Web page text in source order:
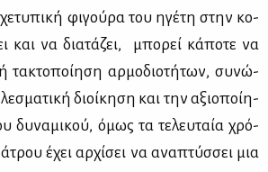
φι­γού­ρα του ηγέ­τη στην κο­
και να δια­τά­ζει, μπο­ρεί κά­πο­τε να
τα­κτο­ποί­η­ση αρ­μο­διο­τή­των, συ­νώ­
διοί­κη­ση και την αξιο­ποί­η­
δυ­να­μι­κού, όμως τα τε­λευ­ταία χρό­
έχει αρ­χί­σει να ανα­πτύσ­σει μια